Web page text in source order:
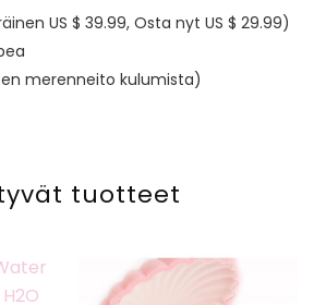
US $ 39.99, Osta nyt US $ 29.99)
merenneito kulumista)
tuotteet